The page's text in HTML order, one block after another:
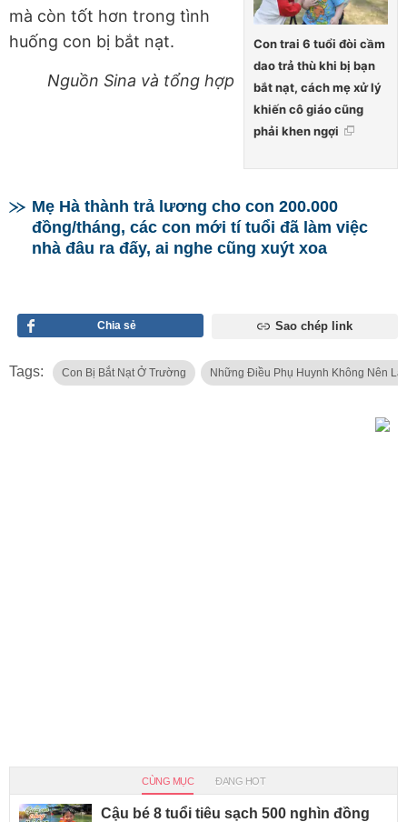
Con trai 6 tuổi đòi cầm
dao trả thù khi bị bạn
bắt nạt, cách mẹ xử lý
khiến cô giáo cũng
phải khen ngợi
mà còn tốt hơn trong tình
huống con bị bắt nạt.
Nguồn Sina và tổng hợp
Mẹ Hà thành trả lương cho con 200.000
đồng/tháng, các con mới tí tuổi đã làm việc
nhà đâu ra đấy, ai nghe cũng xuýt xoa
Chia sẻ Sao chép link
Tags: Con Bị Bắt Nạt Ở Trường Những Điều Phụ Huynh Không Nên
CÙNG MỤC ĐANG HOT
Cậu bé 8 tuổi tiêu sạch 500 nghìn đồng